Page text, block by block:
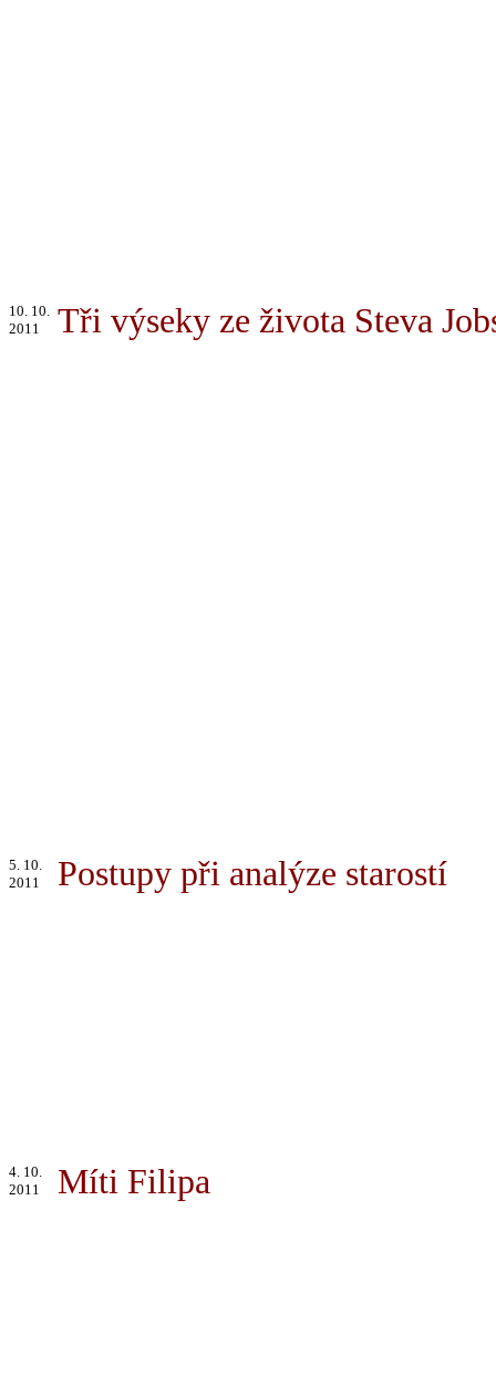
10. 10.
2011
Tři výseky ze života Steva
5. 10.
2011
Postupy při analýze starostí
4. 10.
2011
Míti Filipa